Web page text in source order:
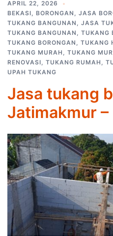
APRIL 22, 2026
BEKASI, BORONGAN , JASA
TUKANG BANGUNAN , JASA
TUKANG BANGUNAN , TUKANG
TUKANG BORONGAN , TUKANG
TUKANG MURAH , TUKANG
RENOVASI, TUKANG RUMAH ,
UPAH TUKANG
Jasa tukang
Jatimakmur